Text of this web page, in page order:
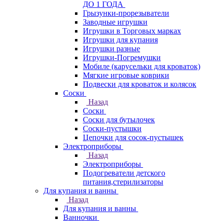
ДО 1 ГОДА
Грызунки-прорезыватели
Заводные игрушки
Игрушки в Торговых марках
Игрушки для купания
Игрушки разные
Игрушки-Погремушки
Мобиле (карусельки для кроваток)
Мягкие игровые коврики
Подвески для кроваток и колясок
Соски
Назад
Соски
Соски для бутылочек
Соски-пустышки
Цепочки для сосок-пустышек
Электроприборы
Назад
Электроприборы
Подогреватели детского
питания,стерилизаторы
Для купания и ванны
Назад
Для купания и ванны
Ванночки